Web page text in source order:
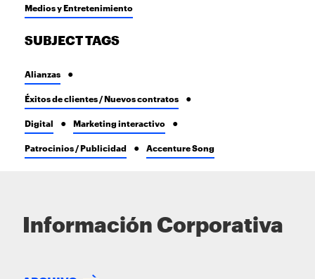
Medios y Entretenimiento
SUBJECT TAGS
Alianzas
Éxitos de clientes / Nuevos contratos
Digital Marketing interactivo
Patrocinios / Publicidad Accenture Song
Información Corporativa